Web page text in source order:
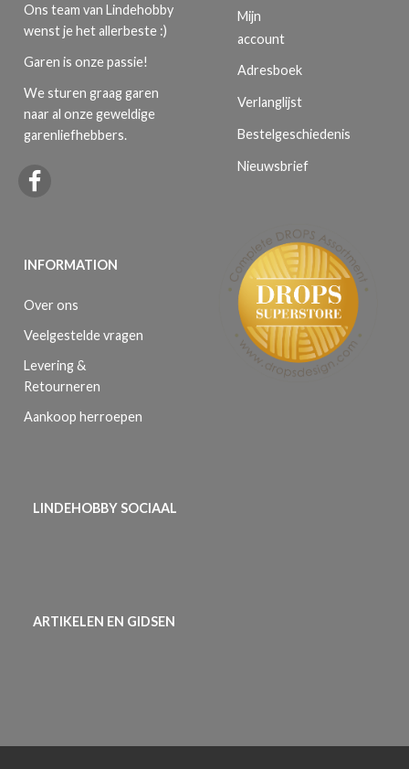
Ons team van Lindehobby
wenst je het allerbeste :)
Garen is onze passie!
We sturen graag garen
naar al onze geweldige
garenliefhebbers.
INFORMATION
Over ons
Veelgestelde vragen
Levering &
Retourneren
Aankoop herroepen
Mijn
account
Adresboek
Verlanglijst
Bestelgeschiedenis
Nieuwsbrief
LINDEHOBBY SOCIAAL
ARTIKELEN EN GIDSEN